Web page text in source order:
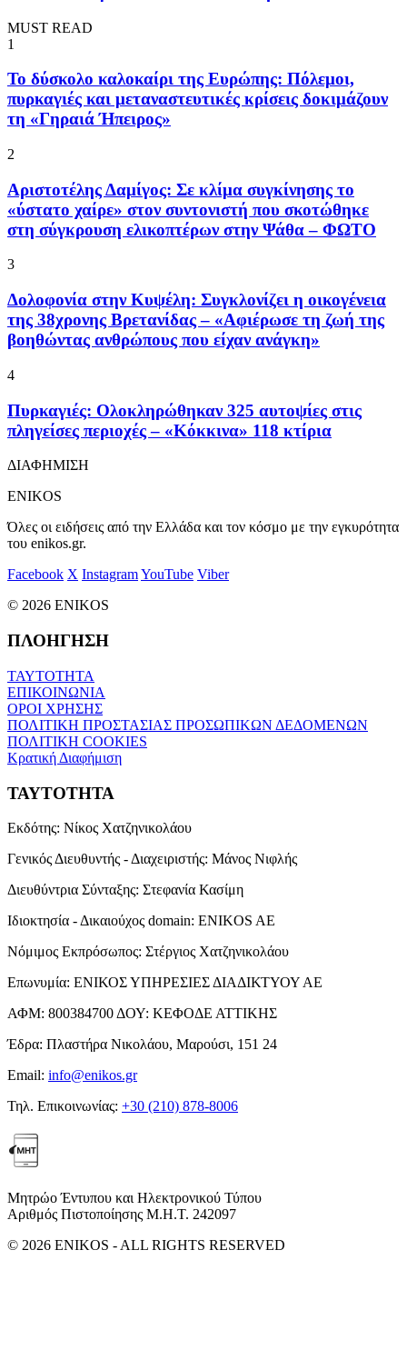
MUST READ
1
To δύσκολο καλοκαίρι της Ευρώπης: Πόλεμοι,
πυρκαγιές και μεταναστευτικές κρίσεις δοκιμάζουν
τη «Γηραιά Ήπειρος»
2
Αριστοτέλης Δαμίγος: Σε κλίμα συγκίνησης το
«ύστατο χαίρε» στον συντονιστή που σκοτώθηκε
στη σύγκρουση ελικοπτέρων στην Ψάθα – ΦΩΤΟ
3
Δολοφονία στην Κυψέλη: Συγκλονίζει η οικογένεια
της 38χρονης Βρετανίδας – «Αφιέρωσε τη ζωή της
βοηθώντας ανθρώπους που είχαν ανάγκη»
4
Πυρκαγιές: Ολοκληρώθηκαν 325 αυτοψίες στις
πληγείσες περιοχές – «Κόκκινα» 118 κτίρια
ΔΙΑΦΗΜΙΣΗ
ENIKOS
Όλες οι ειδήσεις από την Ελλάδα και τον κόσμο με την εγκυρότητα
του enikos.gr.
Facebook X InstagramYouTube Viber
© 2026 ENIKOS
ΠΛΟΗΓΗΣΗ
ΤΑΥΤΟΤΗΤΑ
ΕΠΙΚΟΙΝΩΝΙΑ
ΟΡΟΙ ΧΡΗΣΗΣ
ΠΟΛΙΤΙΚΗ ΠΡΟΣΤΑΣΙΑΣ ΠΡΟΣΩΠΙΚΩΝ ΔΕΔΟΜΕΝΩΝ
ΠΟΛΙΤΙΚΗ COOKIES
Κρατική Διαφήμιση
ΤΑΥΤΟΤΗΤΑ
Εκδότης: Νίκος Χατζηνικολάου
Γενικός Διευθυντής - Διαχειριστής: Μάνος Νιφλής
Διευθύντρια Σύνταξης: Στεφανία Κασίμη
Ιδιοκτησία - Δικαιούχος domain: ENIKOS AE
Νόμιμος Εκπρόσωπος: Στέργιος Χατζηνικολάου
Επωνυμία: ΕΝΙΚΟΣ ΥΠΗΡΕΣΙΕΣ ΔΙΑΔΙΚΤΥΟΥ ΑΕ
ΑΦΜ: 800384700 ΔΟΥ: ΚΕΦΟΔΕ ΑΤΤΙΚΗΣ
Έδρα: Πλαστήρα Νικολάου, Μαρούσι, 151 24
Email: info@enikos.gr
Τηλ. Επικοινωνίας: +30 (210) 878-8006
Μητρώο Έντυπου και Ηλεκτρονικού Τύπου
Αριθμός Πιστοποίησης Μ.Η.Τ. 242097
© 2026 ENIKOS - ALL RIGHTS RESERVED